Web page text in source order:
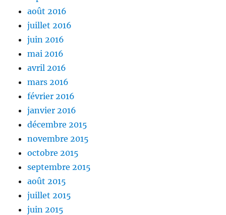
août 2016
juillet 2016
juin 2016
mai 2016
avril 2016
mars 2016
février 2016
janvier 2016
décembre 2015
novembre 2015
octobre 2015
septembre 2015
août 2015
juillet 2015
juin 2015